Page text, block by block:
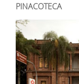
PINACOTECA